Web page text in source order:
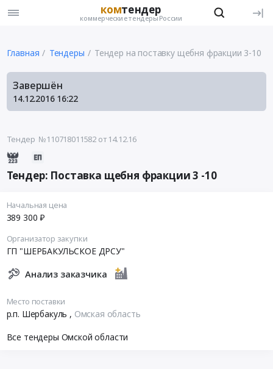
комтендер
коммерческие тендеры России
Главная Тендеры Тендер на поставку щебня фракции 3-10
Завершён
14.12.2016 16:22
Тендер №110718011582 от 14.12.16
Тендер: Поставка щебня фракции 3 -10
Начальная цена
389 300 ₽
Организатор закупки
ГП "ШЕРБАКУЛЬСКОЕ ДРСУ"
Анализ заказчика
Место поставки
р.п. Шербакуль , Омская область
Все тендеры Омской области